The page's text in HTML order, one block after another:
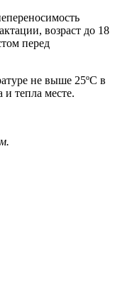
возраст до 18
перед
не выше 25ºС в
тепла месте.